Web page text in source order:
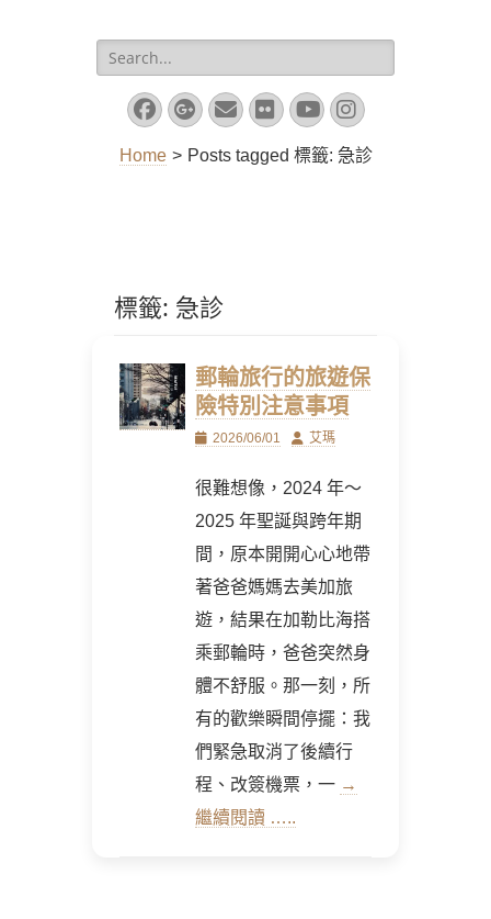
Search
for:
Facebook
Googleplus
EmailFlickrYouTube
Instagram
Home > Posts tagged 標籤: 急診
標籤: 急診
郵輪旅行的旅遊保
險特別注意事項
Posted2026/06/01 Author
艾瑪
很難想像，2024 年～
2025 年聖誕與跨年期
間，原本開開心心地帶
著爸爸媽媽去美加旅
遊，結果在加勒比海搭
乘郵輪時，爸爸突然身
體不舒服。那一刻，所
有的歡樂瞬間停擺：我
們緊急取消了後續行
程、改簽機票，一 →
繼續閱讀 …..